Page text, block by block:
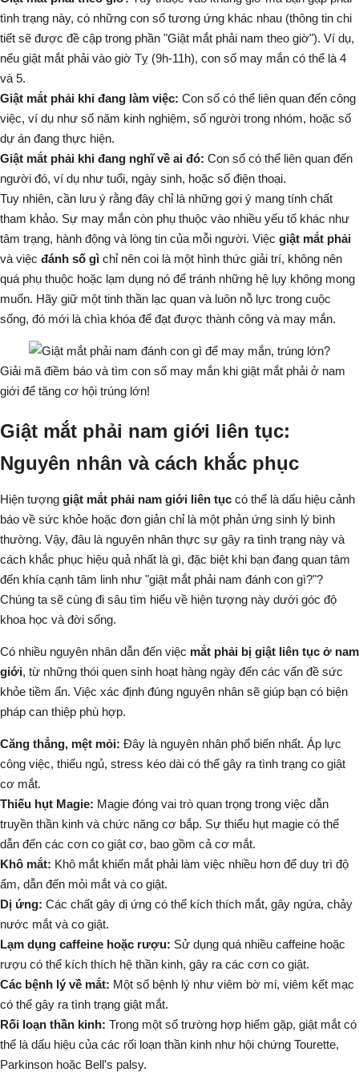
tình trạng này, có những con số tương ứng khác nhau (thông tin chi
tiết sẽ được đề cập trong phần "Giật mắt phải nam theo giờ"). Ví dụ,
nếu giật mắt phải vào giờ Tỵ (9h-11h), con số may mắn có thể là 4
và 5.
Giật mắt phải khi đang làm việc: Con số có thể liên quan đến công
việc, ví dụ như số năm kinh nghiệm, số người trong nhóm, hoặc số
dự án đang thực hiện.
Giật mắt phải khi đang nghĩ về ai đó: Con số có thể liên quan đến
người đó, ví dụ như tuổi, ngày sinh, hoặc số điện thoại.
Tuy nhiên, cần lưu ý rằng đây chỉ là những gợi ý mang tính chất
tham khảo. Sự may mắn còn phụ thuộc vào nhiều yếu tố khác như
tâm trạng, hành động và lòng tin của mỗi người. Việc giật mắt phải
và việc đánh số gì chỉ nên coi là một hình thức giải trí, không nên
quá phụ thuộc hoặc lạm dụng nó để tránh những hệ lụy không mong
muốn. Hãy giữ một tinh thần lạc quan và luôn nỗ lực trong cuộc
sống, đó mới là chìa khóa để đạt được thành công và may mắn.
Giải mã điềm báo và tìm con số may mắn khi giật mắt phải ở nam
giới để tăng cơ hội trúng lớn!
Giật mắt phải nam giới liên tục:
Nguyên nhân và cách khắc phục
Hiện tượng giật mắt phải nam giới liên tục có thể là dấu hiệu cảnh
báo về sức khỏe hoặc đơn giản chỉ là một phản ứng sinh lý bình
thường. Vậy, đâu là nguyên nhân thực sự gây ra tình trạng này và
cách khắc phục hiệu quả nhất là gì, đặc biệt khi bạn đang quan tâm
đến khía cạnh tâm linh như "giật mắt phải nam đánh con gì?"?
Chúng ta sẽ cùng đi sâu tìm hiểu về hiện tượng này dưới góc độ
khoa học và đời sống.
Có nhiều nguyên nhân dẫn đến việc mắt phải bị giật liên tục ở nam
giới, từ những thói quen sinh hoạt hàng ngày đến các vấn đề sức
khỏe tiềm ẩn. Việc xác định đúng nguyên nhân sẽ giúp bạn có biện
pháp can thiệp phù hợp.
Căng thẳng, mệt mỏi: Đây là nguyên nhân phổ biến nhất. Áp lực
công việc, thiếu ngủ, stress kéo dài có thể gây ra tình trạng co giật
cơ mắt.
Thiếu hụt Magie: Magie đóng vai trò quan trọng trong việc dẫn
truyền thần kinh và chức năng cơ bắp. Sự thiếu hụt magie có thể
dẫn đến các cơn co giật cơ, bao gồm cả cơ mắt.
Khô mắt: Khô mắt khiến mắt phải làm việc nhiều hơn để duy trì độ
ẩm, dẫn đến mỏi mắt và co giật.
Dị ứng: Các chất gây dị ứng có thể kích thích mắt, gây ngứa, chảy
nước mắt và co giật.
Lạm dụng caffeine hoặc rượu: Sử dụng quá nhiều caffeine hoặc
rượu có thể kích thích hệ thần kinh, gây ra các cơn co giật.
Các bệnh lý về mắt: Một số bệnh lý như viêm bờ mi, viêm kết mạc
có thể gây ra tình trạng giật mắt.
Rối loạn thần kinh: Trong một số trường hợp hiếm gặp, giật mắt có
thể là dấu hiệu của các rối loạn thần kinh như hội chứng Tourette,
Parkinson hoặc Bell's palsy.